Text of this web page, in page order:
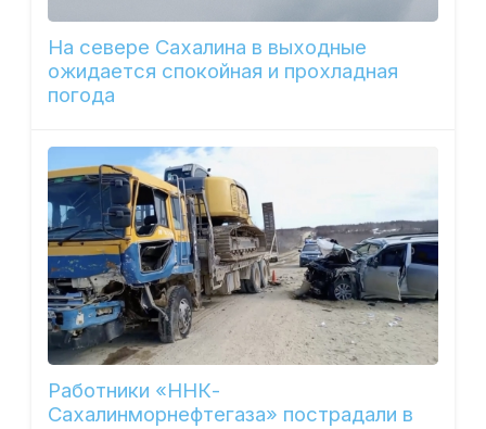
На севере Сахалина в выходные
ожидается спокойная и прохладная
погода
Работники «ННК-
Сахалинморнефтегаза» пострадали в